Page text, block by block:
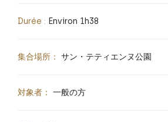
Durée : Environ 1h38
集合場所： サン・テティエンヌ公園
対象者： 一般の方